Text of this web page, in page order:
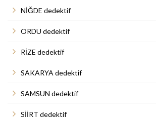
NİĞDE dedektif
ORDU dedektif
RİZE dedektif
SAKARYA dedektif
SAMSUN dedektif
SİİRT dedektif